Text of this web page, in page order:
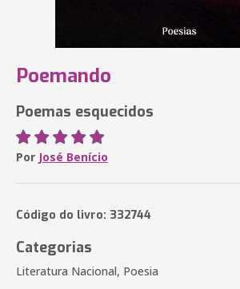
Poemando
Poemas esquecidos
Por José Benício
Código do livro: 332744
Categorias
Literatura Nacional, Poesia